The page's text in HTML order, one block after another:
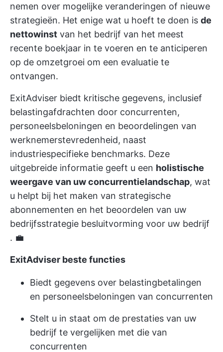
nemen over mogelijke veranderingen of nieuwe
strategieën. Het enige wat u hoeft te doen is de
nettowinst van het bedrijf van het meest
recente boekjaar in te voeren en te anticiperen
op de omzetgroei om een evaluatie te
ontvangen.
ExitAdviser biedt kritische gegevens, inclusief
belastingafdrachten door concurrenten,
personeelsbeloningen en beoordelingen van
werknemerstevredenheid, naast
industriespecifieke benchmarks. Deze
uitgebreide informatie geeft u een holistische
weergave van uw concurrentielandschap, wat
u helpt bij het maken van strategische
abonnementen en het beoordelen van uw
bedrijfsstrategie besluitvorming voor uw bedrijf
. 💼
ExitAdviser beste functies
Biedt gegevens over belastingbetalingen
en personeelsbeloningen van concurrenten
Stelt u in staat om de prestaties van uw
bedrijf te vergelijken met die van
concurrenten